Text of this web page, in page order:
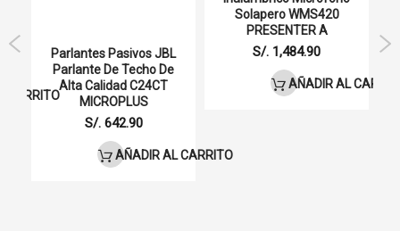
CARRITO
Parlantes Pasivos JBL
Parlante De Techo De
Alta Calidad C24CT
MICROPLUS
S/. 642.90
AÑADIR AL CARRITO
Solapero WMS420
PRESENTER A
S/. 1,484.90
AÑADIR AL